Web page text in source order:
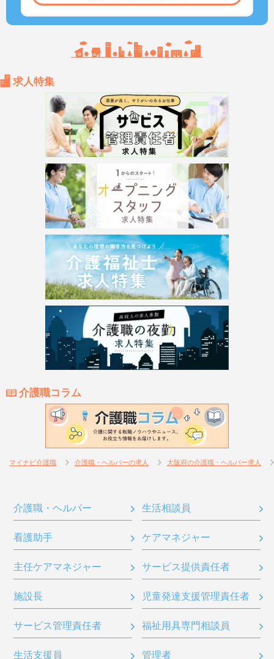
求人特集
介護職コラム
マイナビ介護職 介護職・ヘルパーの求人 大阪府の介護職・ヘルパー求人
介護職・ヘルパー 生活相談員
看護助手 ケアマネジャー
主任ケアマネジャー サービス提供責任者
施設長 児童発達支援管理責任者
サービス管理責任者 福祉用具専門相談員
生活支援員 管理者